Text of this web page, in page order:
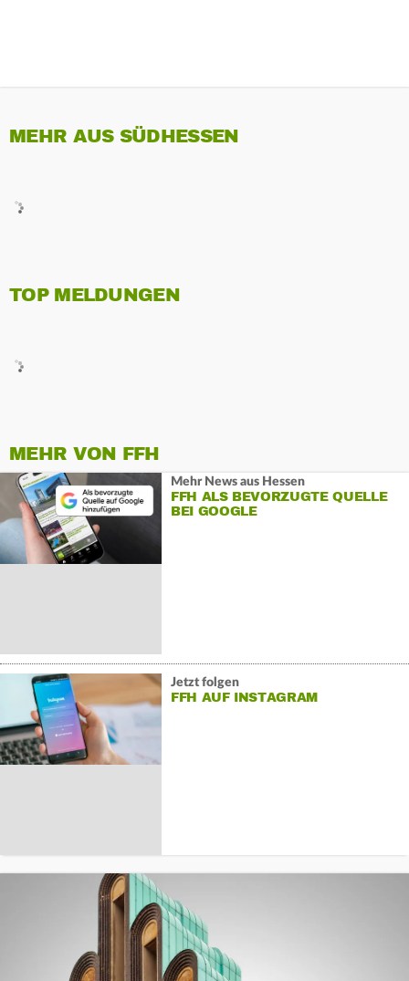
MEHR AUS SÜDHESSEN
TOP MELDUNGEN
MEHR VON FFH
Mehr News aus Hessen
FFH ALS BEVORZUGTE QUELLE
BEI GOOGLE
Jetzt folgen
FFH AUF INSTAGRAM